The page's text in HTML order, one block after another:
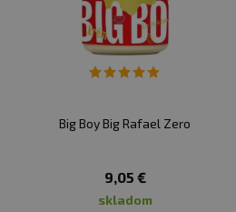
MASLO?
Kombinácia orechového
dodá bohatú chuť a
sú aj bez pridaného cukru a
Big Boy Big Rafael Zero
9,05 €
skladom